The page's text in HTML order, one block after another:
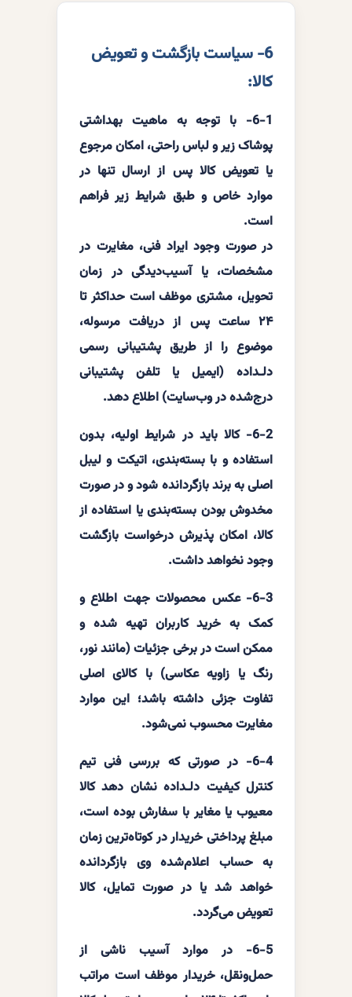
6- سیاست بازگشت و تعویض
کالا:
6-1- با توجه به ماهیت بهداشتی
پوشاک زیر و لباس راحتی، امکان مرجوع
یا تعویض کالا پس از ارسال تنها در
موارد خاص و طبق شرایط زیر فراهم
است.
در صورت وجود ایراد فنی، مغایرت در
مشخصات، یا آسیب‌دیدگی در زمان
تحویل، مشتری موظف است حداکثر تا
۲۴ ساعت پس از دریافت مرسوله،
موضوع را از طریق پشتیبانی رسمی
دلـداده (ایمیل یا تلفن پشتیبانی
درج‌شده در وب‌سایت) اطلاع دهد.
6-2- کالا باید در شرایط اولیه، بدون
استفاده و با بسته‌بندی، اتیکت و لیبل
اصلی به برند بازگردانده شود و در صورت
مخدوش بودن بسته‌بندی یا استفاده از
کالا، امکان پذیرش درخواست بازگشت
وجود نخواهد داشت.
6-3- عکس محصولات جهت اطلاع و
کمک به خرید کاربران تهیه شده و
ممکن است در برخی جزئیات (مانند نور،
رنگ یا زاویه عکاسی) با کالای اصلی
تفاوت جزئی داشته باشد؛ این موارد
مغایرت محسوب نمی‌شود.
6-4- در صورتی که بررسی فنی تیم
کنترل کیفیت دلـداده نشان دهد کالا
معیوب یا مغایر با سفارش بوده است،
مبلغ پرداختی خریدار در کوتاه‌ترین زمان
به حساب اعلام‌شده وی بازگردانده
خواهد شد یا در صورت تمایل، کالا
تعویض می‌گردد.
6-5- در موارد آسیب ناشی از
حمل‌ونقل، خریدار موظف است مراتب